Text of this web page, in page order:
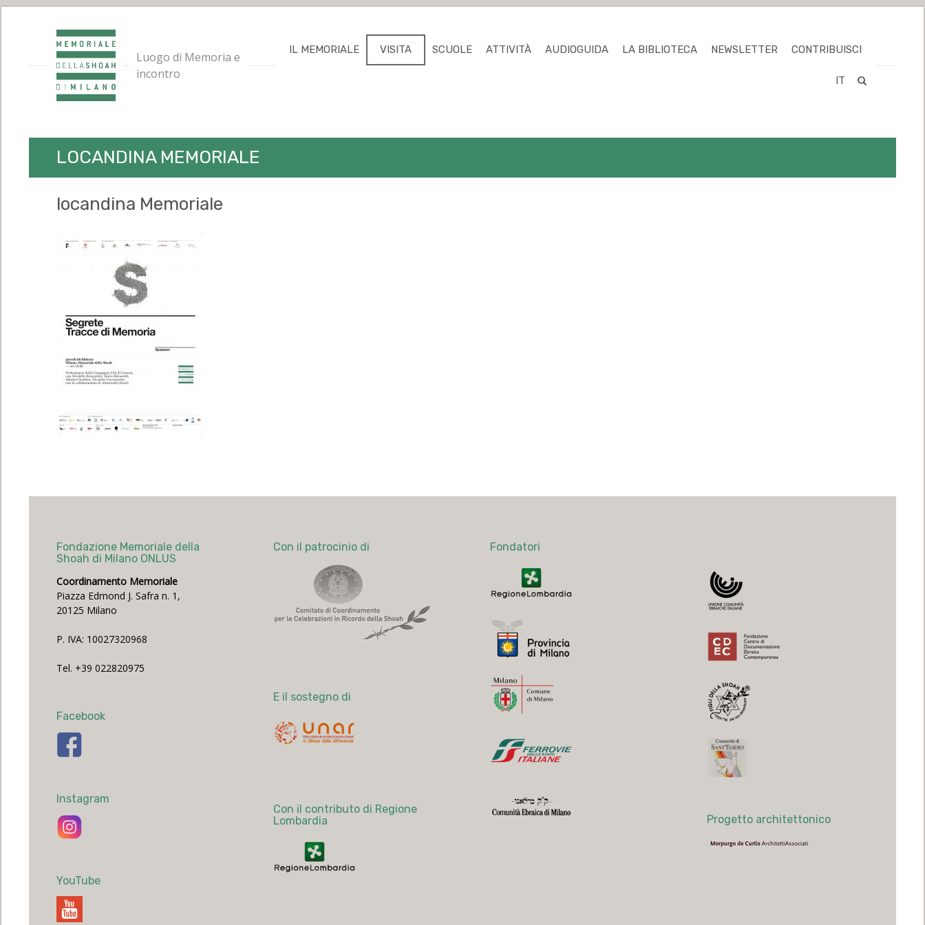
Luogo di Memoria e
incontro
IL MEMORIALE VISITA SCUOLE ATTIVITÀ AUDIOGUIDA LA BIBLIOTECA NEWSLETTER CONTRIBUISCI
IT
LOCANDINA MEMORIALE
locandina Memoriale
Fondazione Memoriale della
Shoah di Milano ONLUS
Coordinamento Memoriale
Piazza Edmond J. Safra n. 1,
20125 Milano
P. IVA: 10027320968
Tel. +39 022820975
Facebook
Instagram
YouTube
Con il patrocinio di
E il sostegno di
Con il contributo di Regione
Lombardia
Fondatori
Progetto architettonico